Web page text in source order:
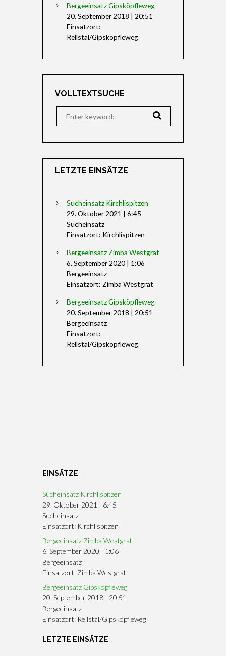
Bergeeinsatz Gipsköpfleweg
20. September 2018
20:51
Einsatzort:
Rellstal/Gipsköpfleweg
VOLLTEXTSUCHE
LETZTE EINSÄTZE
Sucheinsatz Kirchlispitzen
29. Oktober 2021 | 6:45
Sucheinsatz
Einsatzort: Kirchlispitzen
Bergeeinsatz Zimba Westgrat
6. September 2020| 1:06
Bergeeinsatz
Einsatzort: Zimba Westgrat
Bergeeinsatz Gipsköpfleweg
20. September 2018 | 20:51
Bergeeinsatz
Einsatzort:
Rellstal/Gipsköpfleweg
EINSÄTZE
Sucheinsatz Kirchlispitzen
29. Oktober 2021 | 6:45
Sucheinsatz
Einsatzort: Kirchlispitzen
Bergeeinsatz Zimba Westgrat
6. September 2020 | 1:06
Bergeeinsatz
Einsatzort: Zimba Westgrat
Bergeeinsatz Gipsköpfleweg
20. September 2018 | 20:51
Bergeeinsatz
Einsatzort: Rellstal/Gipsköpfleweg
LETZTE EINSÄTZE